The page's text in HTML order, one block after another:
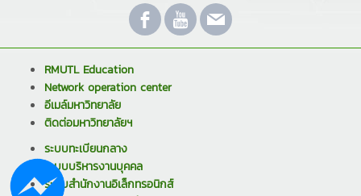
RMUTL Education
Network operation center
อีเมล์มหาวิทยาลัย
ติดต่อมหาวิทยาลัยฯ
ระบบทะเบียนกลาง
ระบบบริหารงานบุคคล
ระบบสำนักงานอิเล็กทรอนิกส์